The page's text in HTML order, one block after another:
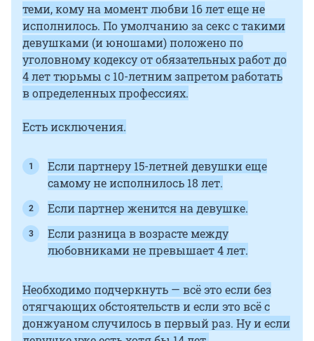
теми, кому на момент любви 16 лет еще не
исполнилось. По умолчанию за секс с такими
девушками (и юношами) положено по
уголовному кодексу от обязательных работ до
4 лет тюрьмы с 10-летнимзапретом работать
в определенных профессиях.
Есть исключения.
Если партнеру15-летней девушки еще
самому не исполнилось 18 лет.
Если партнер женится на девушке.
Если разница в возрасте между
любовниками не превышает 4 лет.
Необходимо подчеркнуть — всё это если без
отягчающих обстоятельств и если это всё с
донжуаном случилось в первый раз. Ну и если